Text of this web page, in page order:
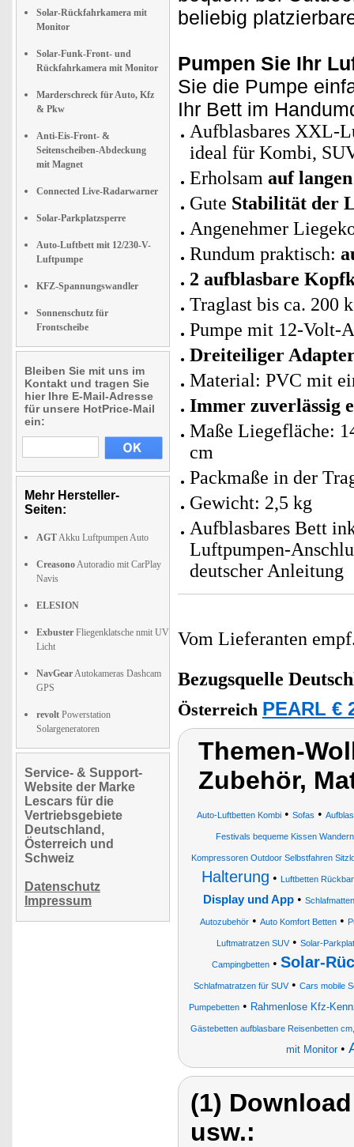
Solar-Rückfahrkamera mit
Monitor
Solar-Funk-Front- und
Rückfahrkamera mit Monitor
Marderschreck für Auto, Kfz
& Pkw
Anti-Eis-Front- &
Seitenscheiben-Abdeckung
mit Magnet
Connected Live-Radarwarner
Solar-Parkplatzsperre
Auto-Luftbett mit 12/230-V-
Luftpumpe
KFZ-Spannungswandler
Sonnenschutz für
Frontscheibe
Bleiben Sie mit uns im
Kontakt und tragen Sie
hier Ihre E-Mail-Adresse
für unsere HotPrice-Mail
ein:
Mehr Hersteller-
Seiten:
AGTAkku Luftpumpen Auto
CreasonoAutoradio mit CarPlay
Navis
ELESION
Exbuster Fliegenklatsche nmit UV
Licht
NavGearAutokameras Dashcam
GPS
revolt Powerstation
Solargeneratoren
Service- & Support-
Website der Marke
Lescars für die
Vertriebsgebiete
Deutschland,
Österreich und
Schweiz
Datenschutz
Impressum
beliebig
Pumpen Sie Ihr
Sie die Pumpe
Ihr Bett im
Aufblasbares XXL-
ideal für Kombi,
Erholsam auf
Gute Stabilität der
Angenehmer
Rundum praktisch:
2 aufblasbare
Traglast bis ca. 200
Pumpe mit 12-Volt-
Dreiteiliger
Material: PVC mit
Immer zuverlässig
Maße Liegefläche:
cm
Packmaße in der
Gewicht: 2,5 kg
Aufblasbares Bett
Luftpumpen-
deutscher Anleitung
Vom Lieferanten
Bezugsquelle
Österreich PEARL €
Themen-
Zubehör,
Auto-Luftbetten Kombi • Sofas •
Festivals bequeme Kissen
Kompressoren Outdoor Selbstfahren
Halterung • Luftbetten
Display und App •
Autozubehör • Auto Komfort Betten •
Luftmatratzen SUV• Solar-
Campingbetten• Solar-
Schlafmatratzen für SUV• Cars mobile
Pumpebetten• Rahmenlose Kfz-
Gästebetten aufblasbare Reisenbetten
mit Monitor•
(1)
usw.: